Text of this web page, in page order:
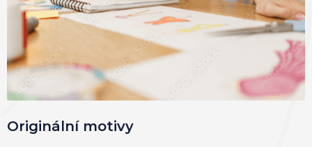
Originální motivy